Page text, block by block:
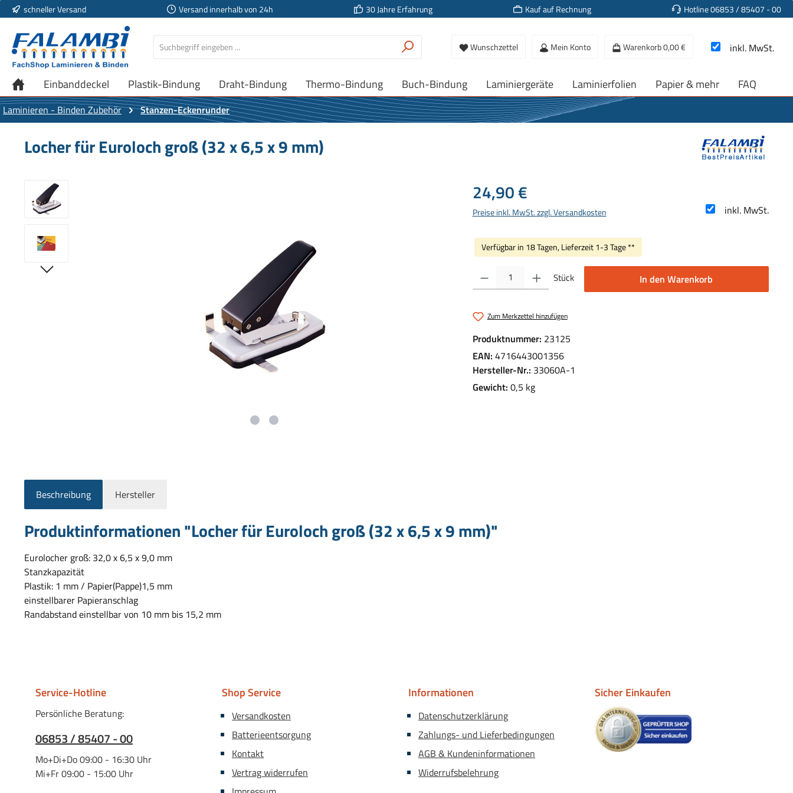
Hauptinhalt springen
Zur Suche springen
Zur Hauptnavigation springen
schneller Versand Versand innerhalb von 24h 30 Jahre Erfahrung Kauf auf Rechnung Hotline 06853 / 85407 - 00
Wunschzettel Mein Konto Warenkorb0,00 € inkl. MwSt.
Einbanddeckel Plastik-Bindung Draht-Bindung Thermo-Bindung Buch-Bindung Laminiergeräte Laminierfolien Papier & mehr FAQ
Laminieren - Binden Zubehör Stanzen-Eckenrunder
Locher für Euroloch groß (32 x 6,5 x 9 mm)
Bildergalerie überspringen Regulärer Preis:
24,90 €
inkl. MwSt.
Preise inkl. MwSt. zzgl. Versandkosten
Verfügbar in 18 Tagen, Lieferzeit 1-3 Tage **
Produkt Anzahl: Gib den gewünschten Wert ein oder benutze die Schaltflächen um die
Stück In den Warenkorb
Zum Merkzettel hinzufügen
Produktnummer: 23125
EAN: 4716443001356
Hersteller-Nr.: 33060A-1
Gewicht: 0,5 kg
Beschreibung Hersteller
Produktinformationen "Locher für Euroloch groß (32 x 6,5 x 9 mm)"
Eurolocher groß: 32,0 x 6,5 x 9,0 mm
Stanzkapazität
Plastik: 1 mm / Papier(Pappe)1,5 mm
einstellbarer Papieranschlag
Randabstand einstellbar von 10 mm bis 15,2 mm
Service-Hotline
Persönliche Beratung:
06853 / 85407 - 00
Mo+Di+Do 09:00 - 16:30 Uhr
Mi+Fr 09:00 - 15:00 Uhr
Shop Service
Versandkosten
Batterieentsorgung
Kontakt
Vertrag widerrufen
Informationen
Datenschutzerklärung
Zahlungs- und Lieferbedingungen
AGB & Kundeninformationen
Widerrufsbelehrung
Sicher Einkaufen